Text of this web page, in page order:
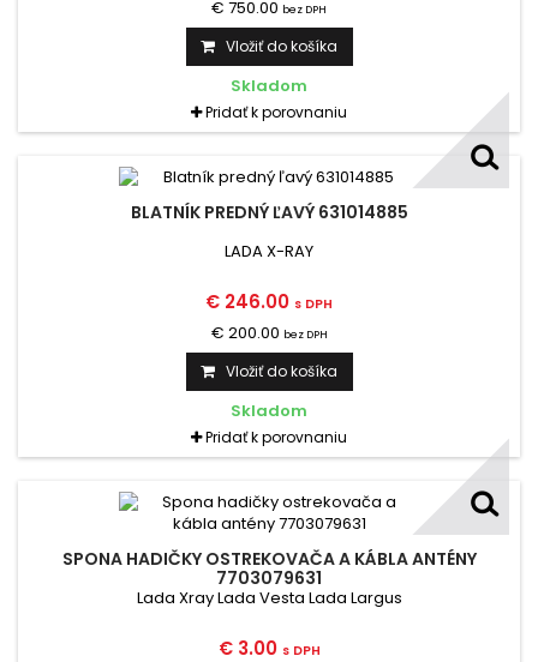
€ 750.00 bez DPH
Vložiť do košíka
Skladom
Pridať k porovnaniu
BLATNÍK PREDNÝ ĽAVÝ 631014885
LADA X-RAY
€ 246.00 s DPH
€ 200.00 bez DPH
Vložiť do košíka
Skladom
Pridať k porovnaniu
SPONA HADIČKY OSTREKOVAČA A KÁBLA ANTÉNY
7703079631
Lada Xray Lada Vesta Lada Largus
€ 3.00 s DPH